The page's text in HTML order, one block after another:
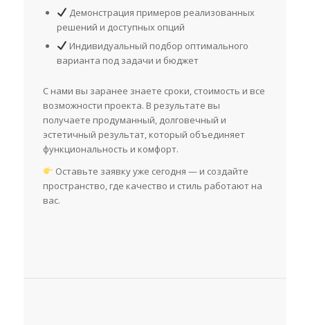
Демонстрация примеров реализованных
решений и доступных опций
Индивидуальный подбор оптимального
варианта под задачи и бюджет
С нами вы заранее знаете сроки, стоимость и все
возможности проекта. В результате вы
получаете продуманный, долговечный и
эстетичный результат, который объединяет
функциональность и комфорт.
Оставьте заявку уже сегодня — и создайте
пространство, где качество и стиль работают на
вас.